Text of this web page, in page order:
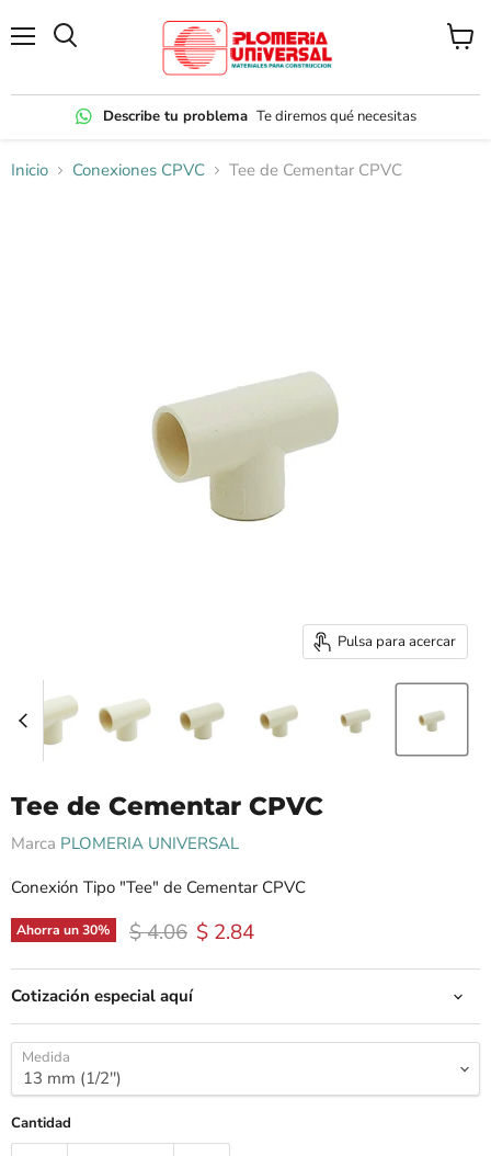
Describe tu problema Te diremos qué necesitas
Ver
Inicio Conexiones CPVC Tee de Cementar CPVC
Pulsa para acercar
Tee de Cementar CPVC
Marca PLOMERIA UNIVERSAL
Conexión Tipo "Tee" de Cementar CPVC
Ahorra un30% Precio original
$ 4.06 Precio actual
$ 2.84
Cotización especial aquí
Medida
Cantidad